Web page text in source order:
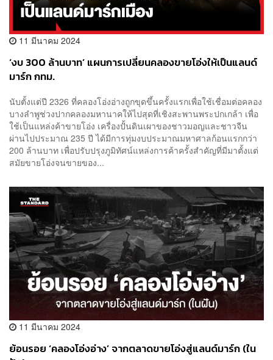
11 มีนาคม 2024
‘งบ 300 ล้านบาท’ แผนการเปลี่ยนคลองขายโอ่งให้เป็นแลนด์
มาร์ก กทม.
นับตั้งแต่ปี 2326 ที่คลองโอ่งอ่างถูกขุดขึ้นครั้งแรกเพื่อใช้เชื่อมต่อคลอง
บางลำพูช่วงปากคลองมหานาคให้ไปสุดที่เชิงสะพานพระปกเกล้า เพื่อ
ใช้เป็นแหล่งค้าขายโอ่ง เครื่องปั้นดินเผาของชาวมอญและชาวจีน
ผ่านไปประมาณ 235 ปี ได้มีการทุ่มงบประมาณมหาศาลก้อนแรกกว่า
200 ล้านบาท เพื่อปรับปรุงภูมิทัศน์แหล่งการค้าครั้งสำคัญที่มีมาตั้งแต่
สมัยขายโอ่งจนขายของ...
11 มีนาคม 2024
ย้อนรอย ‘คลองโอ่งอ่าง’ จากตลาดขายโอ่งสู่แลนด์มาร์ก (ใน